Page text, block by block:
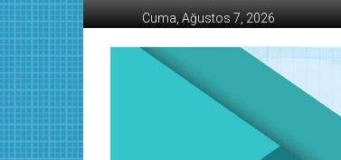
İçeriğe
geç
Cuma, Ağustos 7, 2026
AFŞİN